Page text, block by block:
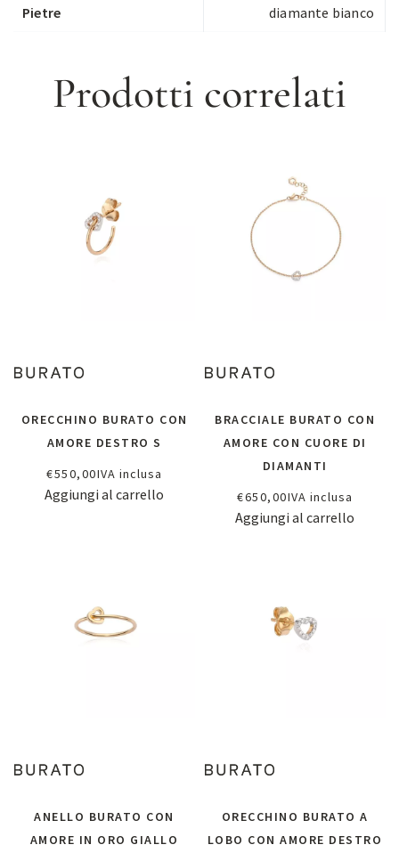
Pietre diamante bianco
Prodotti correlati
ORECCHINO BURATO CON
AMORE DESTRO S
€550,00IVA inclusa
Aggiungi al carrello
BRACCIALE BURATO CON
AMORE CON CUORE DI
DIAMANTI
€650,00IVA inclusa
Aggiungi al carrello
ANELLO BURATO CON
AMORE IN ORO GIALLO
ORECCHINO BURATO A
LOBO CON AMORE DESTRO